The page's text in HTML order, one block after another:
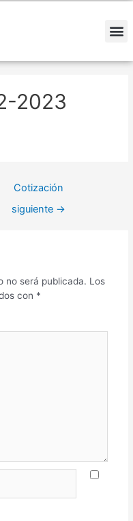
2023
Cotización
siguiente →
no será publicada. Los
con *